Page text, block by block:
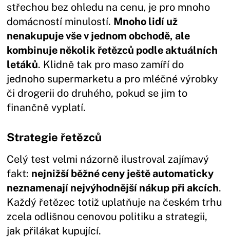
střechou bez ohledu na cenu, je pro mnoho
domácností minulostí. Mnoho lidí už
nenakupuje vše v jednom obchodě, ale
kombinuje několik řetězců podle aktuálních
letáků. Klidně tak pro maso zamíří do
jednoho supermarketu a pro mléčné výrobky
či drogerii do druhého, pokud se jim to
finančně vyplatí.
Strategie řetězců
Celý test velmi názorně ilustroval zajímavý
fakt: nejnižší běžné ceny ještě automaticky
neznamenají nejvýhodnější nákup při akcích.
Každý řetězec totiž uplatňuje na českém trhu
zcela odlišnou cenovou politiku a strategii,
jak přilákat kupující.